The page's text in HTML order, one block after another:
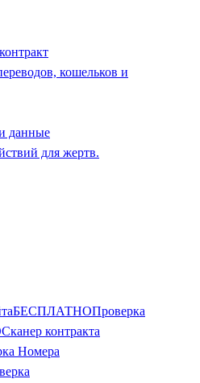
кошельков и
данные
для жертв.
БЕСПЛАТНОПроверка
Сканер контракта
Номера